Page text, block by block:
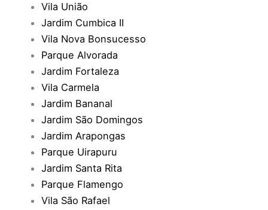
Vila União
Jardim Cumbica II
Vila Nova Bonsucesso
Parque Alvorada
Jardim Fortaleza
Vila Carmela
Jardim Bananal
Jardim São Domingos
Jardim Arapongas
Parque Uirapuru
Jardim Santa Rita
Parque Flamengo
Vila São Rafael